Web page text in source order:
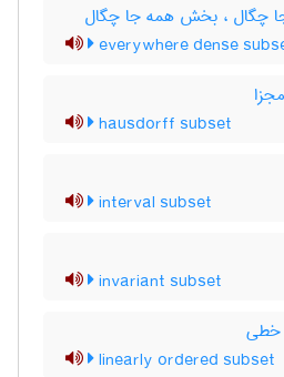
چگال ، بخش همه جا چگال
everywhere dense
hausdorff subset
interval subset
invariant subset
خطی
linearly ordered subset